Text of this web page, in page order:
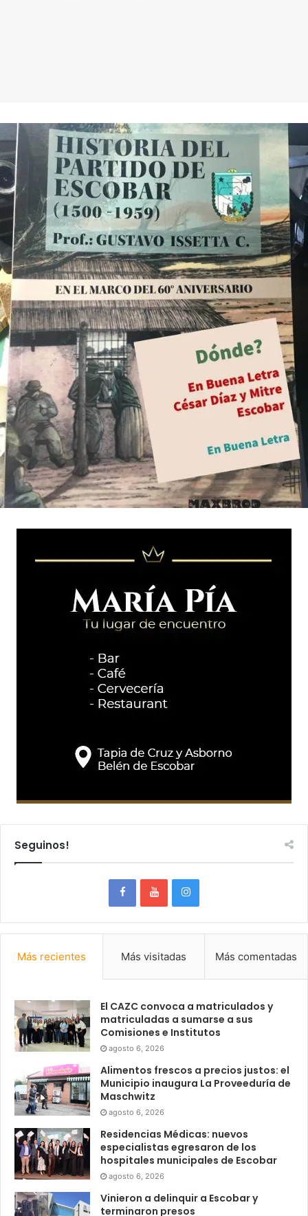
Seguinos!
Más recientes Más visitadas Más comentadas
El CAZC convoca a matriculados y
matriculadas a sumarse a sus
Comisiones e Institutos
agosto 6, 2026
Alimentos frescos a precios justos: el
Municipio inaugura La Proveeduría de
Maschwitz
agosto 6, 2026
Residencias Médicas: nuevos
especialistas egresaron de los
hospitales municipales de Escobar
agosto 6, 2026
Vinieron a delinquir a Escobar y
terminaron presos